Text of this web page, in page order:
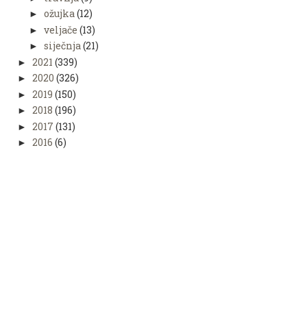
► ožujka(12)
► veljače (13)
► siječnja(21)
► 2021 (339)
► 2020 (326)
► 2019 (150)
► 2018 (196)
► 2017 (131)
► 2016 (6)